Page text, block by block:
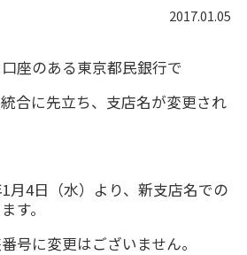
2017.01.05
座のある東京都民銀行で
合に先立ち、支店名が変更され
月4日（水）より、新支店名での
す。
号に変更はございません。